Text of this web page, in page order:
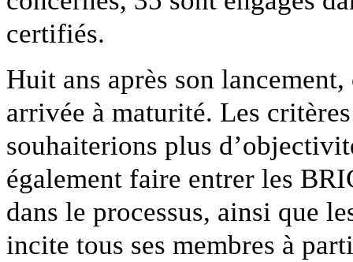
certifiés.
Huit ans après son
arrivée à maturité. Les
souhaiterions plus
également faire entrer les
dans le processus, ainsi que
incite tous ses membres à